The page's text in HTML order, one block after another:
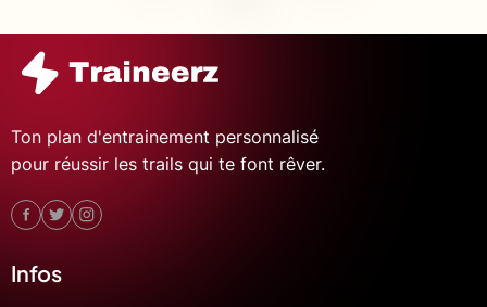
Ton plan d'entrainement personnalisé
pour réussir les trails qui te font rêver.
Infos